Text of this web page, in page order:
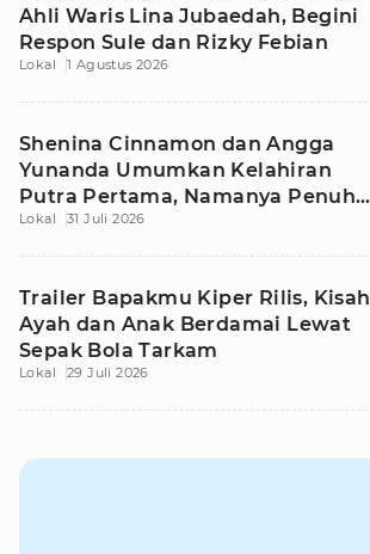
Ahli Waris Lina Jubaedah, Begini
Respon Sule dan Rizky Febian
Lokal 1 Agustus 2026
Shenina Cinnamon dan Angga
Yunanda Umumkan Kelahiran
Putra Pertama, Namanya Penuh
Makna
Lokal 31 Juli 2026
Trailer Bapakmu Kiper Rilis, Kisah
Ayah dan Anak Berdamai Lewat
Sepak Bola Tarkam
Lokal 29 Juli 2026